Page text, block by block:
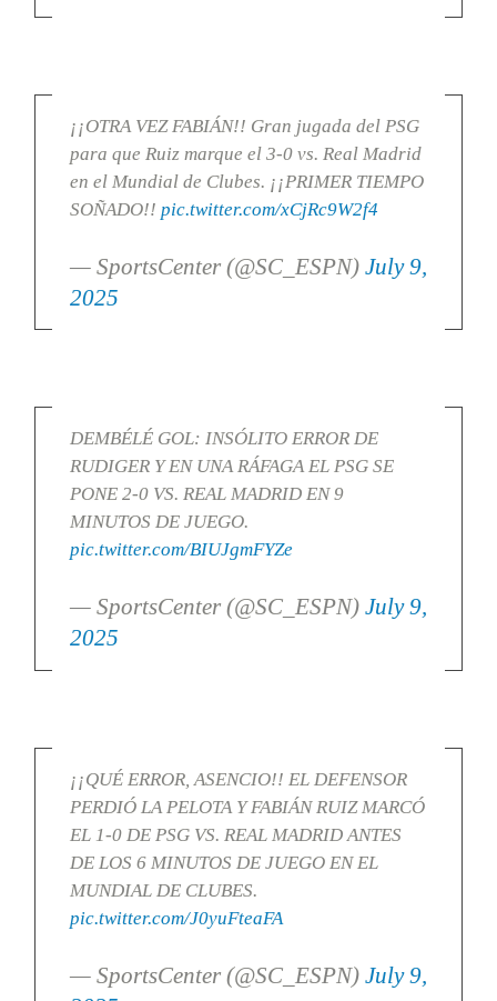
¡¡OTRA VEZ FABIÁN!! Gran jugada del PSG
para que Ruiz marque el 3-0 vs. Real Madrid
en el Mundial de Clubes. ¡¡PRIMER TIEMPO
SOÑADO!! pic.twitter.com/xCjRc9W2f4
— SportsCenter (@SC_ESPN) July 9,
2025
DEMBÉLÉ GOL: INSÓLITO ERROR DE
RUDIGER Y EN UNA RÁFAGA EL PSG SE
PONE 2-0 VS. REAL MADRID EN 9
MINUTOS DE JUEGO.
pic.twitter.com/BIUJgmFYZe
— SportsCenter (@SC_ESPN) July 9,
2025
¡¡QUÉ ERROR, ASENCIO!! EL DEFENSOR
PERDIÓ LA PELOTA Y FABIÁN RUIZ MARCÓ
EL 1-0 DE PSG VS. REAL MADRID ANTES
DE LOS 6 MINUTOS DE JUEGO EN EL
MUNDIAL DE CLUBES.
pic.twitter.com/J0yuFteaFA
— SportsCenter (@SC_ESPN) July 9,